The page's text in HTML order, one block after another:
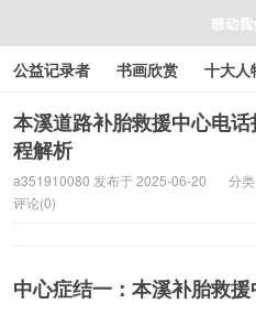
感动
公益记录者 书画欣赏 十大人
好人好事 感人资讯 商业资讯
本溪道路补胎救援中心电
程解析
a351910080 发布于 2025-06-20 分类
评论(0)
中心症结一：本溪补胎救